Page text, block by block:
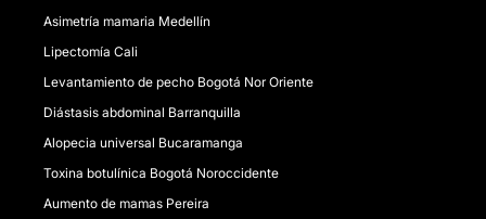
Asimetría mamaria Medellín
Lipectomía Cali
Levantamiento de pecho Bogotá Nor Oriente
Diástasis abdominal Barranquilla
Alopecia universal Bucaramanga
Toxina botulínica Bogotá Noroccidente
Aumento de mamas Pereira